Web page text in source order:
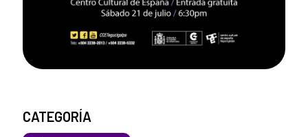
CATEGORÍA